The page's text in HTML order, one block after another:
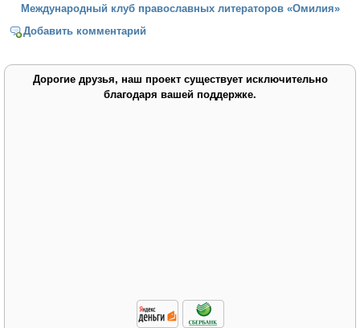
Международный клуб православных литераторов «Омилия»
Добавить комментарий
Дорогие друзья, наш проект существует исключительно
благодаря вашей поддержке.